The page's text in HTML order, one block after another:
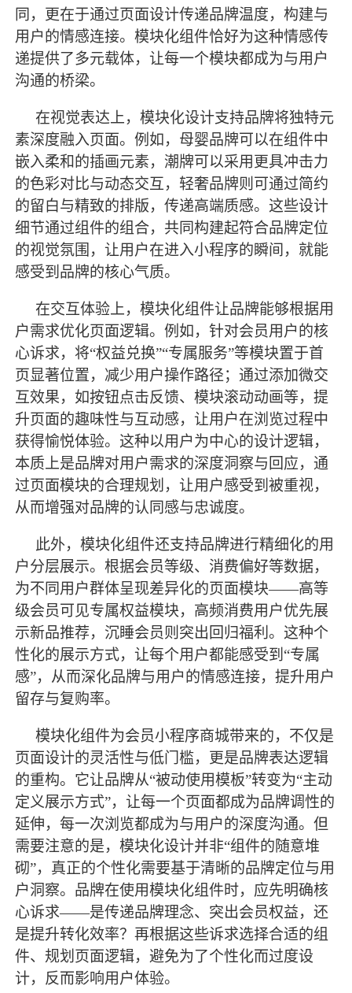
同，更在于通过页面设计传递品牌温度，构建与
用户的情感连接。模块化组件恰好为这种情感传
递提供了多元载体，让每一个模块都成为与用户
沟通的桥梁。
在视觉表达上，模块化设计支持品牌将独特元
素深度融入页面。例如，母婴品牌可以在组件中
嵌入柔和的插画元素，潮牌可以采用更具冲击力
的色彩对比与动态交互，轻奢品牌则可通过简约
的留白与精致的排版，传递高端质感。这些设计
细节通过组件的组合，共同构建起符合品牌定位
的视觉氛围，让用户在进入小程序的瞬间，就能
感受到品牌的核心气质。
在交互体验上，模块化组件让品牌能够根据用
户需求优化页面逻辑。例如，针对会员用户的核
心诉求，将“权益兑换”“专属服务”等模块置于首
页显著位置，减少用户操作路径；通过添加微交
互效果，如按钮点击反馈、模块滚动动画等，提
升页面的趣味性与互动感，让用户在浏览过程中
获得愉悦体验。这种以用户为中心的设计逻辑，
本质上是品牌对用户需求的深度洞察与回应，通
过页面模块的合理规划，让用户感受到被重视，
从而增强对品牌的认同感与忠诚度。
此外，模块化组件还支持品牌进行精细化的用
户分层展示。根据会员等级、消费偏好等数据，
为不同用户群体呈现差异化的页面模块——高等
级会员可见专属权益模块，高频消费用户优先展
示新品推荐，沉睡会员则突出回归福利。这种个
性化的展示方式，让每个用户都能感受到“专属
感”，从而深化品牌与用户的情感连接，提升用户
留存与复购率。
模块化组件为会员小程序商城带来的，不仅是
页面设计的灵活性与低门槛，更是品牌表达逻辑
的重构。它让品牌从“被动使用模板”转变为“主动
定义展示方式”，让每一个页面都成为品牌调性的
延伸，每一次浏览都成为与用户的深度沟通。但
需要注意的是，模块化设计并非“组件的随意堆
砌”，真正的个性化需要基于清晰的品牌定位与用
户洞察。品牌在使用模块化组件时，应先明确核
心诉求——是传递品牌理念、突出会员权益，还
是提升转化效率？再根据这些诉求选择合适的组
件、规划页面逻辑，避免为了个性化而过度设
计，反而影响用户体验。